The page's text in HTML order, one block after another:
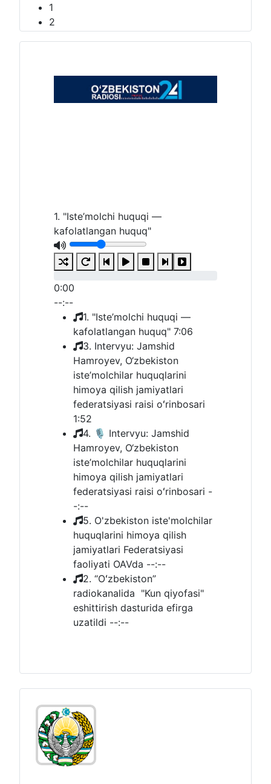
1. "Iste’molchi huquqi —
kafolatlangan huquq"
0:00
--:--
1. "Iste’molchi huquqi —
kafolatlangan huquq" 7:06
3. Intervyu: Jamshid
Hamroyev, O‘zbekiston
iste’molchilar huquqlarini
himoya qilish jamiyatlari
federatsiyasi raisi oʻrinbosari
1:52
4. 🎙 Intervyu: Jamshid
Hamroyev, O‘zbekiston
iste’molchilar huquqlarini
himoya qilish jamiyatlari
federatsiyasi raisi oʻrinbosari -
-:--
5. O'zbekiston iste'molchilar
huquqlarini himoya qilish
jamiyatlari Federatsiyasi
faoliyati OAVda --:--
2. “Oʻzbekiston”
radiokanalida "Kun qiyofasi"
eshittirish dasturida efirga
uzatildi --:--
1
2